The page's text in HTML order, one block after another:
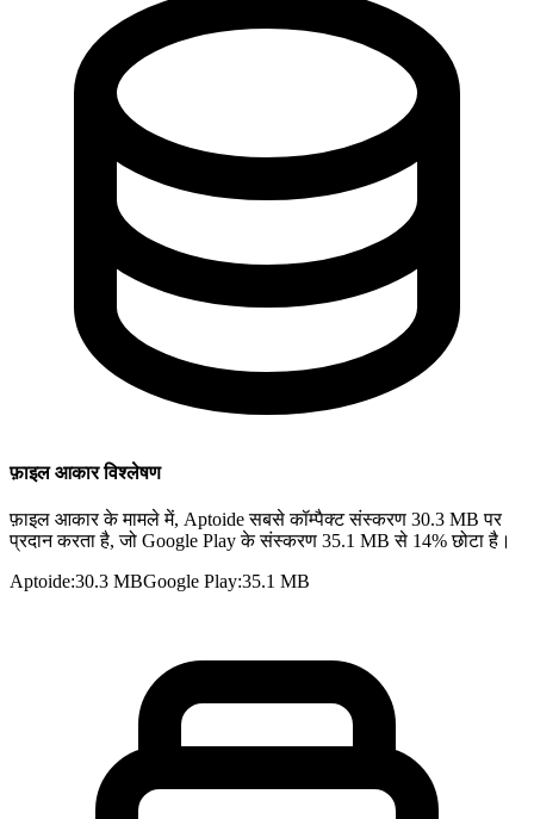
फ़ाइल आकार विश्लेषण
फ़ाइल आकार के मामले में, Aptoide सबसे कॉम्पैक्ट संस्करण 30.3 MB पर
प्रदान करता है, जो Google Play के संस्करण 35.1 MB से 14% छोटा है।
Aptoide:30.3 MBGoogle Play:35.1 MB